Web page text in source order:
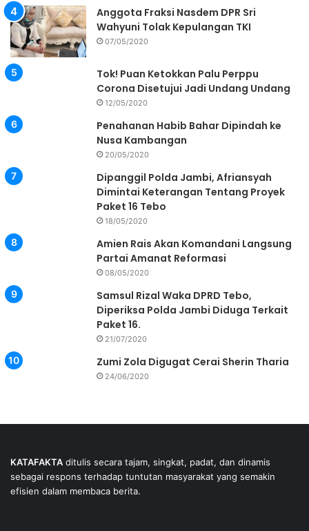
Anggota Fraksi Nasdem DPR Sri
Wahyuni Tolak Kepulangan TKI
07/05/2020
Tok! Puan Ketokkan Palu Perppu
Corona Disetujui Jadi Undang Undang
12/05/2020
Penahanan Habib Bahar Dipindah ke
Nusa Kambangan
20/05/2020
Dipanggil Polda Jambi, Afriansyah
Dimintai Keterangan Tentang Proyek
Paket 16 Tebo
18/05/2020
Amien Rais Akan Komandani Langsung
Partai Amanat Reformasi
08/05/2020
Samsul Rizal Waka DPRD Tebo,
Diperiksa Polda Jambi Diduga Terkait
Paket 16.
21/07/2020
Zumi Zola Digugat Cerai Sherin Tharia
24/06/2020
KATAFAKTA ditulis secara tajam, singkat, padat, dan dinamis
sebagai respons terhadap tuntutan masyarakat yang semakin
efisien dalam membaca berita.